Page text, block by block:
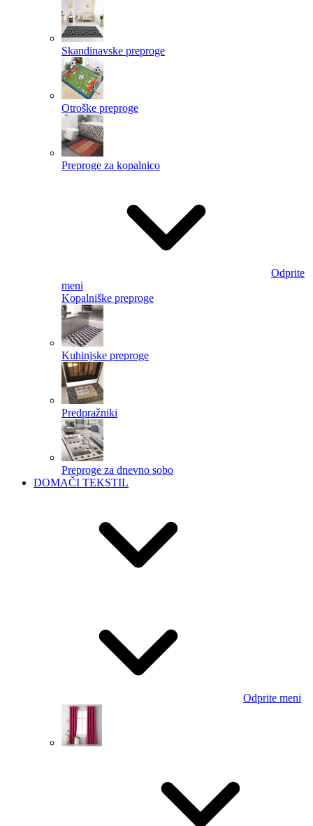
Skandinavske preproge
Otroške preproge
Preproge za kopalnico
Odprite
meni
Kopalniške preproge
Kuhinjske preproge
Predpražniki
Preproge za dnevno sobo
DOMAČI TEKSTIL
Odprite meni